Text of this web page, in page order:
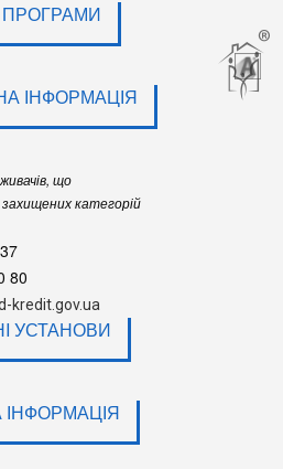
ІНФОРМАЦІЯ
що
категорій
80
kredit.gov.ua
УСТАНОВИ